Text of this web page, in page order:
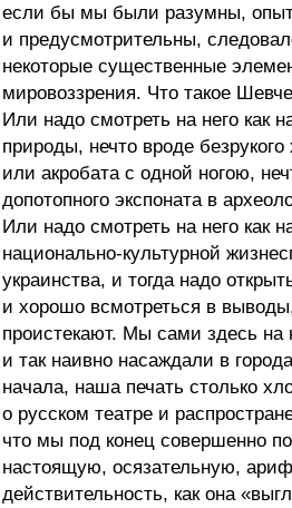
если бы мы были разумны,
и предусмотрительны,
некоторые существенные
мировоззрения. Что такое
Или надо смотреть на него как
природы, нечто вроде безрукого
или акробата с одной ногою,
допотопного экспоната в
Или надо смотреть на него как
национально-культурной
украинства, и тогда надо
и хорошо всмотреться в
проистекают. Мы сами здесь на
и так наивно насаждали в
начала, наша печать столько
о русском театре и
что мы под конец совершенно
настоящую, осязательную,
действительность, как она